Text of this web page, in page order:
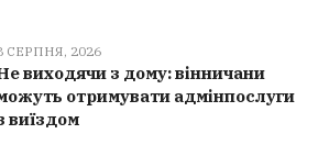
СЕРПНЯ, 2026
виходячи з дому: вінничани
отримувати адмінпослуги
виїздом